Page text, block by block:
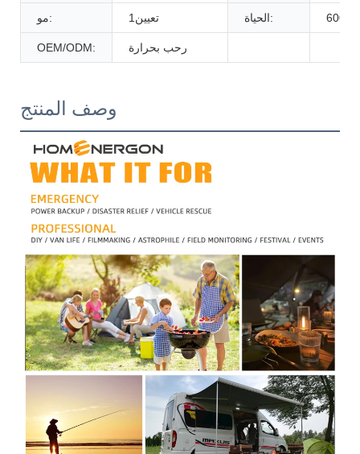
مو: تعيين1 الحياة:
OEM/ODM: رحب بحرارة
وصف المنتج